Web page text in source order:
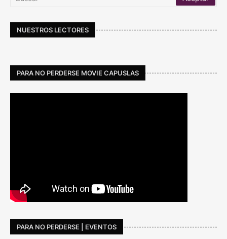
NUESTROS LECTORES
PARA NO PERDERSE MOVIE CAPUSLAS
PARA NO PERDERSE | EVENTOS